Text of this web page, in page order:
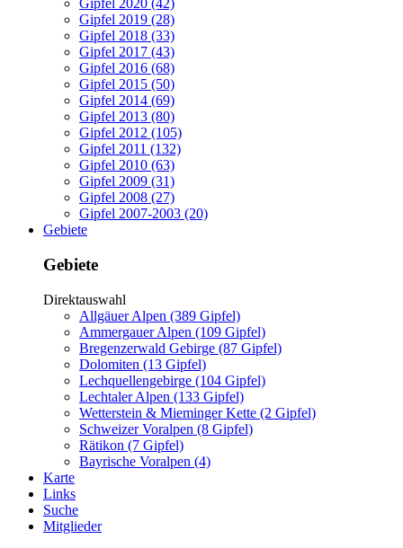
Gipfel 2020 (42)
Gipfel 2019 (28)
Gipfel 2018 (33)
Gipfel 2017 (43)
Gipfel 2016 (68)
Gipfel 2015 (50)
Gipfel 2014 (69)
Gipfel 2013 (80)
Gipfel 2012 (105)
Gipfel 2011 (132)
Gipfel 2010 (63)
Gipfel 2009 (31)
Gipfel 2008 (27)
Gipfel 2007-2003 (20)
Gebiete
Gebiete
Direktauswahl
Allgäuer Alpen (389 Gipfel)
Ammergauer Alpen (109 Gipfel)
Bregenzerwald Gebirge (87 Gipfel)
Dolomiten (13 Gipfel)
Lechquellengebirge (104 Gipfel)
Lechtaler Alpen (133 Gipfel)
Wetterstein & Mieminger Kette (2 Gipfel)
Schweizer Voralpen (8 Gipfel)
Rätikon (7 Gipfel)
Bayrische Voralpen (4)
Karte
Links
Suche
Mitglieder